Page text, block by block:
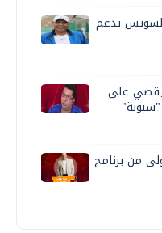
يدعم
يقضي على
من برنامج